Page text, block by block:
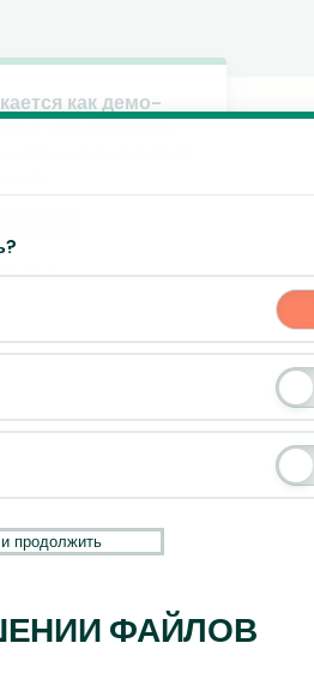
cookie: основные,
информация
продолжить
ФАЙЛОВ
как демо-
игру на наличные
в демо